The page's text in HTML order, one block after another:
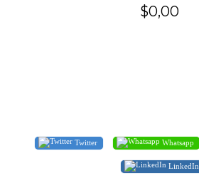
$0,00
Twitter Whatsapp
LinkedIn